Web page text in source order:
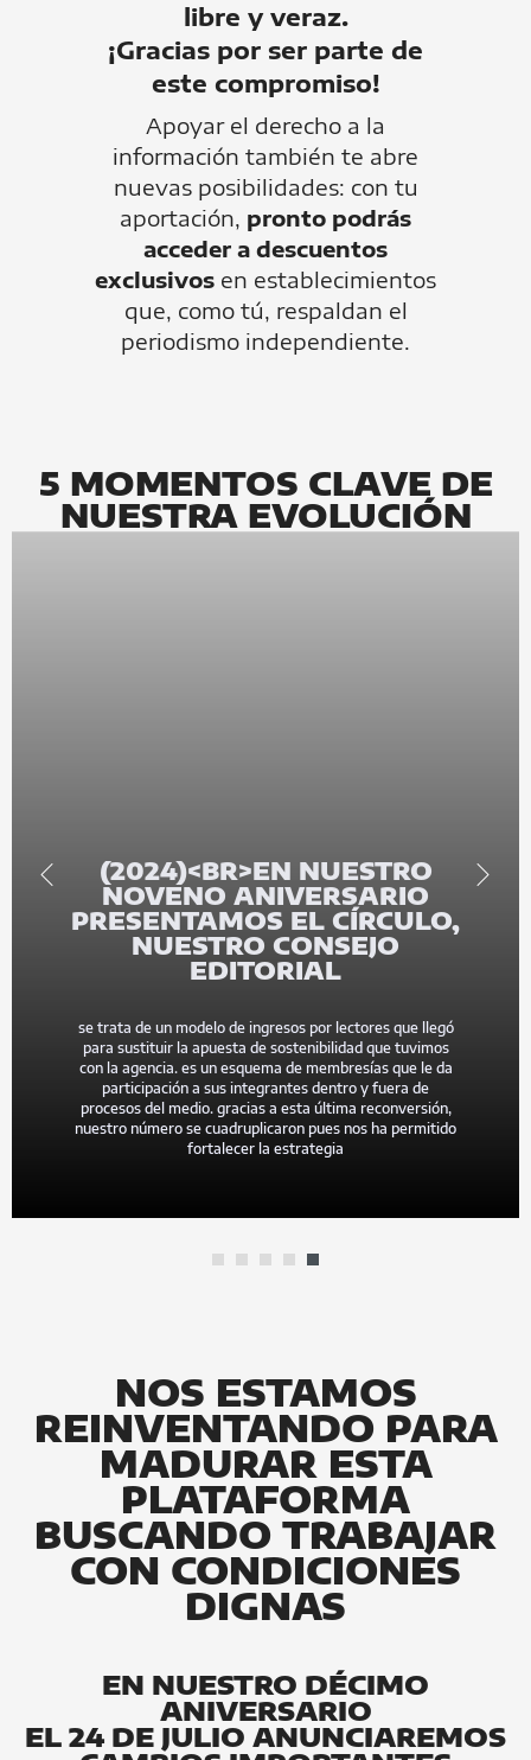
libre y veraz.
¡Gracias por ser parte de
este compromiso!
Apoyar el derecho a la
información también te abre
nuevas posibilidades: con tu
aportación, pronto podrás
acceder a descuentos
exclusivos en establecimientos
que, como tú, respaldan el
periodismo independiente.
5 MOMENTOS CLAVE DE
NUESTRA EVOLUCIÓN
(2024)<BR>EN NUESTRO
NOVENO ANIVERSARIO
PRESENTAMOS EL CÍRCULO,
NUESTRO CONSEJO
EDITORIAL
setrata de un modelo de ingresos por lectores que llegó
para sustituir la apuesta de sostenibilidad que tuvimos
con la agencia. es un esquema de membresías que le da
participación a sus integrantes dentro y fuera de
procesos del medio. gracias a esta última reconversión,
nuestro número se cuadruplicaron pues nos ha permitido
fortalecer la estrategia
NOS ESTAMOS
REINVENTANDO PARA
MADURAR ESTA
PLATAFORMA
BUSCANDO TRABAJAR
CON CONDICIONES
DIGNAS
EN NUESTRO DÉCIMO
ANIVERSARIO
EL 24 DE JULIO ANUNCIAREMOS